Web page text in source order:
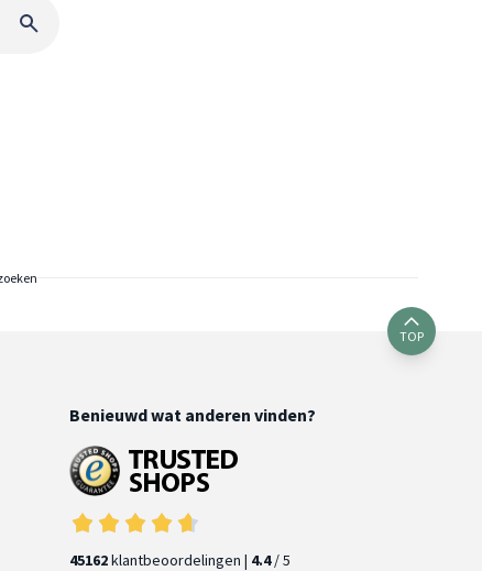
TOP
Benieuwd wat anderen vinden?
45162klantbeoordelingen | 4.4/ 5